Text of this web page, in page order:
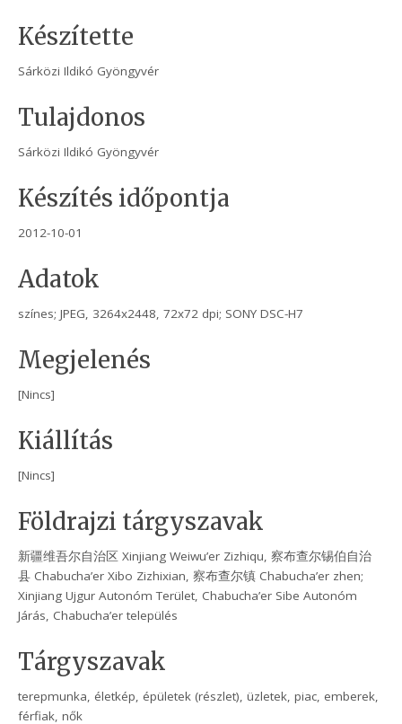
Készítette
Sárközi Ildikó Gyöngyvér
Tulajdonos
Sárközi Ildikó Gyöngyvér
Készítés időpontja
2012-10-01
Adatok
színes; JPEG, 3264x2448, 72x72 dpi; SONY DSC-H7
Megjelenés
[Nincs]
Kiállítás
[Nincs]
Földrajzi tárgyszavak
新疆维吾尔自治区 Xinjiang Weiwu’er Zizhiqu, 察布查尔锡伯自治
县 Chabucha’er Xibo Zizhixian, 察布查尔镇 Chabucha’er zhen;
Xinjiang Ujgur Autonóm Terület, Chabucha’er Sibe Autonóm
Járás, Chabucha’er település
Tárgyszavak
terepmunka, életkép, épületek (részlet), üzletek, piac, emberek,
férfiak, nők